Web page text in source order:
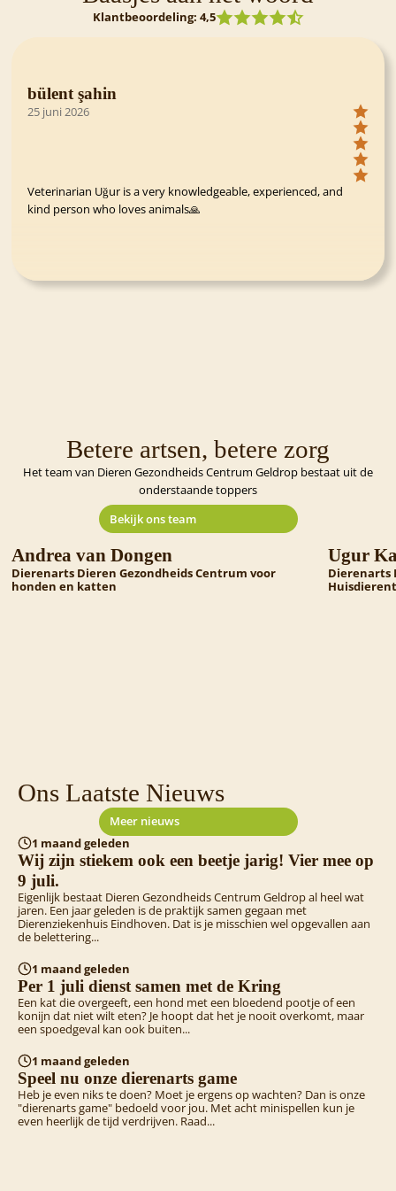
Klantbeoordeling: 4,5
bülent şahin
25 juni 2026
Veterinarian Uğur is a very knowledgeable, experienced, and
kind person who loves animals🙏
Betere artsen, betere zorg
Het team van Dieren Gezondheids Centrum Geldrop bestaat uit de
onderstaande toppers
Bekijk ons team
Andrea van Dongen
Dierenarts Dieren Gezondheids Centrum voor
honden en katten
Ugur
Dierenarts
Ons Laatste Nieuws
Meer nieuws
1 maand geleden
Wij zijn stiekem ook een beetje jarig! Vier mee op
9 juli.
Eigenlijk bestaat Dieren Gezondheids Centrum Geldrop al heel wat
jaren. Een jaar geleden is de praktijk samen gegaan met
Dierenziekenhuis Eindhoven. Dat is je misschien wel opgevallen aan
de belettering...
1 maand geleden
Per 1 juli dienst samen met de Kring
Een kat die overgeeft, een hond met een bloedend pootje of een
konijn dat niet wilt eten? Je hoopt dat het je nooit overkomt, maar
een spoedgeval kan ook buiten...
1 maand geleden
Speel nu onze dierenarts game
Heb je even niks te doen? Moet je ergens op wachten? Dan is onze
"dierenarts game" bedoeld voor jou. Met acht minispellen kun je
even heerlijk de tijd verdrijven. Raad...